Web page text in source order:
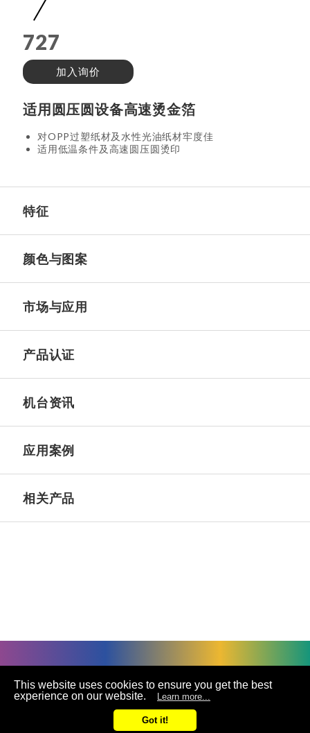
727
加入询价
适用圆压圆设备高速烫金箔
对OPP过塑纸材及水性光油纸材牢度佳
适用低温条件及高速圆压圆烫印
特征
颜色与图案
市场与应用
产品认证
机台资讯
应用案例
相关产品
This website uses cookies to ensure you get the best
experience on our website.
Learn more...
Got it!